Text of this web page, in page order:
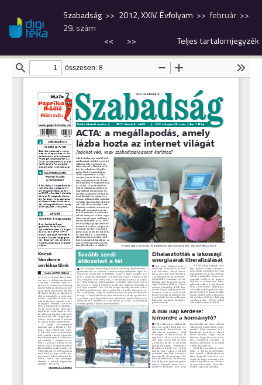
Szabadság 2012, XXIV. Évfolyam
február
29. szám
<<
>> Teljes tartalomjegyzék